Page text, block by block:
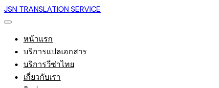
JSN TRANSLATION SERVICE
หน้าแรก
บริการแปลเอกสาร
บริการวีซ่าไทย
เกี่ยวกับเรา